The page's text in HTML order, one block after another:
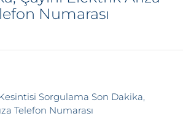
Numarası